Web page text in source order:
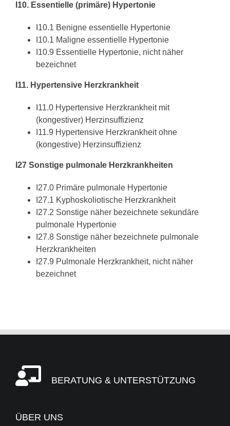
I10. Essentielle (primäre) Hypertonie
I10.1 Benigne essentielle Hypertonie
I10.1 Maligne essentielle Hypertonie
I10.9 Essentielle Hypertonie, nicht näher
bezeichnet
I11. Hypertensive Herzkrankheit
I11.0 Hypertensive Herzkrankheit mit
(kongestiver) Herzinsuffizienz
I11.9 Hypertensive Herzkrankheit ohne
(kongestive) Herzinsuffizienz
I27 Sonstige pulmonale Herzkrankheiten
I27.0 Primäre pulmonale Hypertonie
I27.1 Kyphoskoliotische Herzkrankheit
I27.2 Sonstige näher bezeichnete sekundäre
pulmonale Hypertonie
I27.8 Sonstige näher bezeichnete pulmonale
Herzkrankheiten
I27.9 Pulmonale Herzkrankheit, nicht näher
bezeichnet
BERATUNG & UNTERSTÜTZUNG
ÜBER UNS